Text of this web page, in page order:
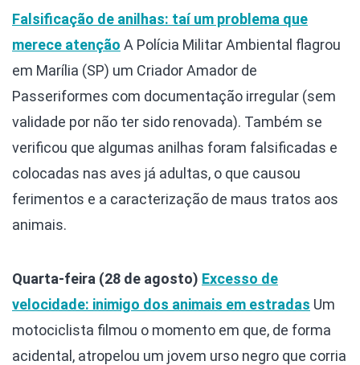
Falsificação de anilhas: taí um problema que
merece atenção A Polícia Militar Ambiental flagrou
em Marília (SP) um Criador Amador de
Passeriformes com documentação irregular (sem
validade por não ter sido renovada). Também se
verificou que algumas anilhas foram falsificadas e
colocadas nas aves já adultas, o que causou
ferimentos e a caracterização de maus tratos aos
animais.
Quarta-feira (28 de agosto) Excesso de
velocidade: inimigo dos animais em estradas Um
motociclista filmou o momento em que, de forma
acidental, atropelou um jovem urso negro que corria